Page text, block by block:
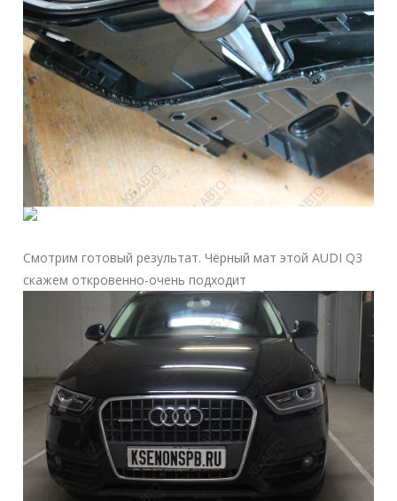
Смотрим готовый результат. Чёрный мат этой AUDI Q3
скажем откровенно-очень подходит